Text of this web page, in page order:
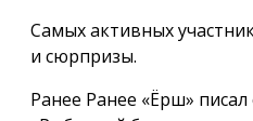
Самых активных
и сюрпризы.
Ранее Ранее «Ёрш»